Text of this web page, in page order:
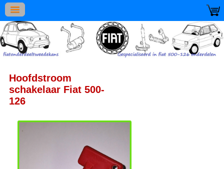
Hoofdstroom
schakelaar Fiat 500-
126